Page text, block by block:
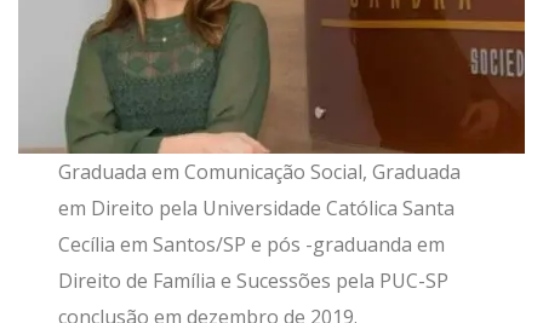
Graduada em Comunicação Social, Graduada
em Direito pela Universidade Católica Santa
Cecília em Santos/SP e pós -graduanda em
Direito de Família e Sucessões pela PUC-SP
conclusão em dezembro de 2019.